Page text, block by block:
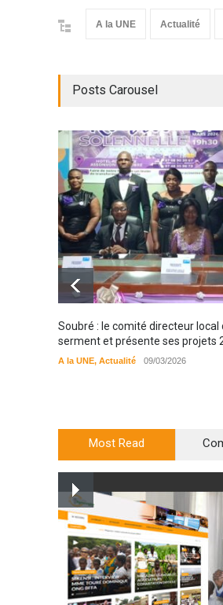
A la UNE Actualité
Posts Carousel
Soubré : le comité directeur local
serment et présente ses projets
A la UNE, Actualité 09/03/2026
Most Read